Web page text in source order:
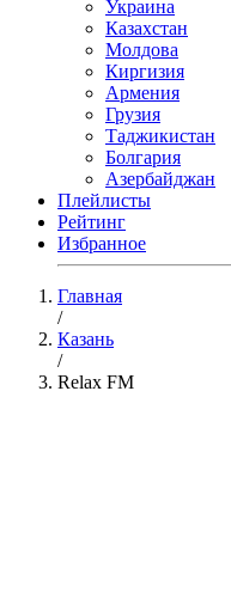
Украина
Казахстан
Молдова
Киргизия
Армения
Грузия
Таджикистан
Болгария
Азербайджан
Плейлисты
Рейтинг
Избранное
Главная
/
Казань
/
Relax FM